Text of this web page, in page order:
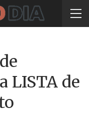
LISTA de